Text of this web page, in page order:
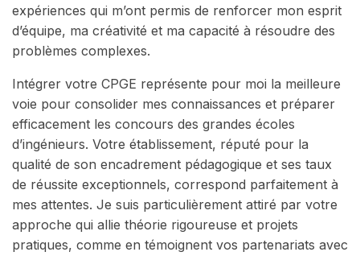
expériences qui m’ont permis de renforcer mon esprit
d’équipe, ma créativité et ma capacité à résoudre des
problèmes complexes.
Intégrer votre CPGE représente pour moi la meilleure
voie pour consolider mes connaissances et préparer
efficacement les concours des grandes écoles
d’ingénieurs. Votre établissement, réputé pour la
qualité de son encadrement pédagogique et ses taux
de réussite exceptionnels, correspond parfaitement à
mes attentes. Je suis particulièrement attiré par votre
approche qui allie théorie rigoureuse et projets
pratiques, comme en témoignent vos partenariats avec